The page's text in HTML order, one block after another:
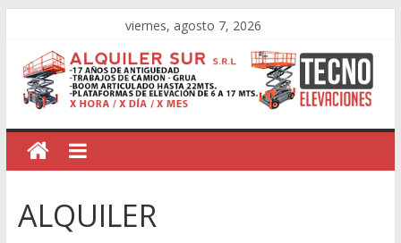
viernes, agosto 7, 2026
ALQUILER